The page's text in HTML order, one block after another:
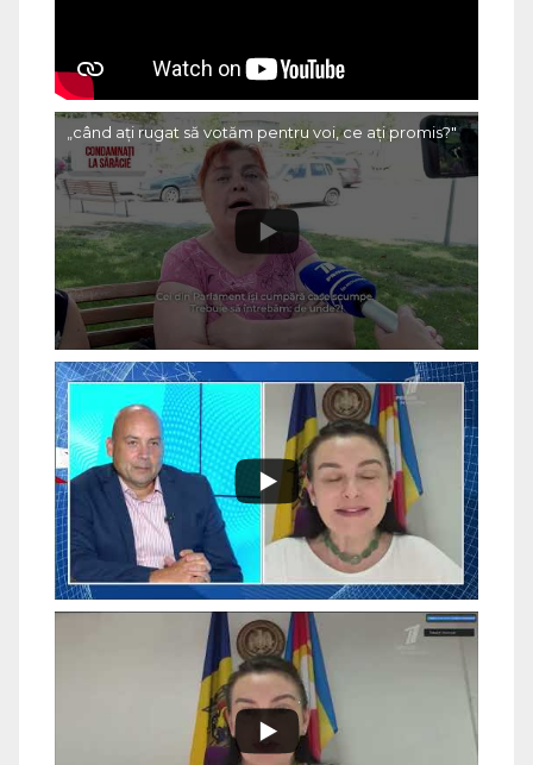
„când ați rugat să votăm pentru voi, ce ați promis?"